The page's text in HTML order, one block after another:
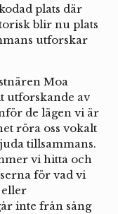
plats där
blir nu plats
utforskar
Moa
utforskande av
de lägen vi är
röra oss vokalt
tillsammans.
vi hitta och
för vad vi
inte från sång